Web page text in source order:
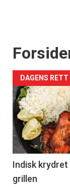
DAGENS RETT
Indisk
grillen